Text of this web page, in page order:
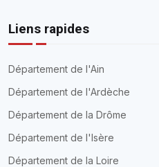
Liens rapides
Département de l'Ain
Département de l'Ardèche
Département de la Drôme
Département de l'Isère
Département de la Loire